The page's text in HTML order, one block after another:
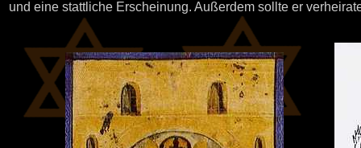
und eine stattliche Erscheinung. Außerdem sollte er